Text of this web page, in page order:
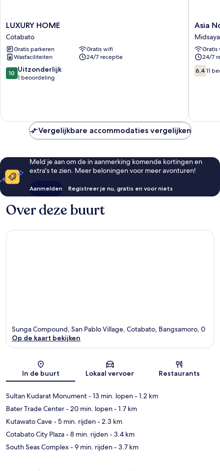
LUXURY
HOME
Cotabato
LUXURY HOME
Cotabato
Gratis parkeren
Gratis wifi
Wasfaciliteiten
24/7 receptie
10.0
van
10 Uitzonderlijk
1 beoordeling
Asia
Novo
Hotel
-
Asia
Gratis
24/7
6.4
van
6,4 11
Vergelijkbare accommodaties vergelijken
Meld je aan om de in aanmerking komende kortingen en
extra's te zien. Meer beloningen voor meer avonturen!
Aanmelden Registreer je nu, gratis en voor niets
Over deze buurt
Kaart
Sunga Compound, San Pablo Village, Cotabato, Bangsamoro, 0
Op de kaart bekijken
In de buurt Lokaal vervoer Restaurants
Sultan Kudarat Monument- 13 min. lopen- 1.2 km
Bater Trade Center- 20 min. lopen- 1.7 km
Kutawato Cave- 5 min. rijden- 2.3 km
Cotabato City Plaza- 8 min. rijden- 3.4 km
South Seas Complex- 9 min. rijden- 3.7 km